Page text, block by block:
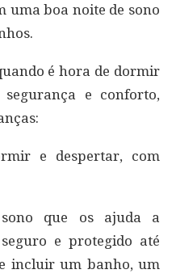
uma boa noite de sono
é hora de dormir
e conforto,
e despertar, com
que os ajuda a
e protegido até
incluir um banho, um